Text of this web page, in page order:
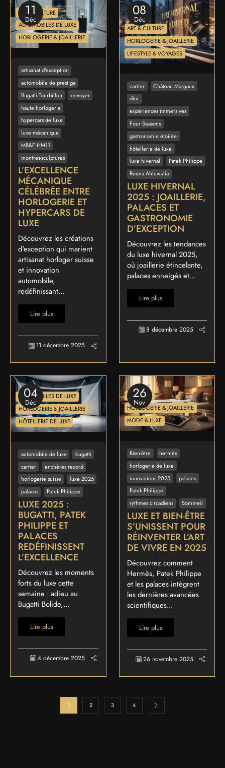
11
Déc
ART & CULTURE
AUTOMOBILES DE LUXE
HORLOGERIE & JOAILLERIE
artisanat d'exception
automobile de prestige
Bugatti Tourbillon
envoyer
haute horlogerie
hypercars de luxe
luxe mécanique
MB&F HM11
montres-sculptures
L’EXCELLENCE
MÉCANIQUE
CÉLÉBRÉE ENTRE
HORLOGERIE ET
HYPERCARS DE
LUXE
Découvrez les créations
d'exception qui marient
artisanat horloger suisse
et innovation
automobile,
redéfinissant...
Lire plus
11 décembre 2025
08
Déc
ART & CULTURE
HORLOGERIE & JOAILLERIE
LIFESTYLE & VOYAGES
cartier
Château Margaux
dior
expériences immersives
Four Seasons
gastronomie étoilée
hôtellerie de luxe
luxe hivernal
Patek Philippe
Reena Ahluwalia
LUXE HIVERNAL
2025 : JOAILLERIE,
PALACES ET
GASTRONOMIE
D’EXCEPTION
Découvrez les tendances
du luxe hivernal 2025,
où joaillerie étincelante,
palaces enneigés et...
Lire plus
8 décembre 2025
04
Déc
AUTOMOBILES DE LUXE
HORLOGERIE & JOAILLERIE
HÔTELLERIE DE LUXE
automobile de luxe
bugatti
cartier
enchères record
horlogerie suisse
luxe 2025
palaces
Patek Philippe
LUXE 2025 :
BUGATTI, PATEK
PHILIPPE ET
PALACES
REDÉFINISSENT
L’EXCELLENCE
Découvrez les moments
forts du luxe cette
semaine : adieu au
Bugatti Bolide,...
Lire plus
4 décembre 2025
26
Nov
BIEN-ÊTRE
HORLOGERIE & JOAILLERIE
MODE & LUXE
Bien-être
hermès
horlogerie de luxe
innovations 2025
palaces
Patek Philippe
rythmes circadiens
Sommeil
LUXE ET BIEN-ÊTRE
S’UNISSENT POUR
RÉINVENTER L’ART
DE VIVRE EN 2025
Découvrez comment
Hermès, Patek Philippe
et les palaces intègrent
les dernières avancées
scientifiques...
Lire plus
26 novembre 2025
1 2 3 4